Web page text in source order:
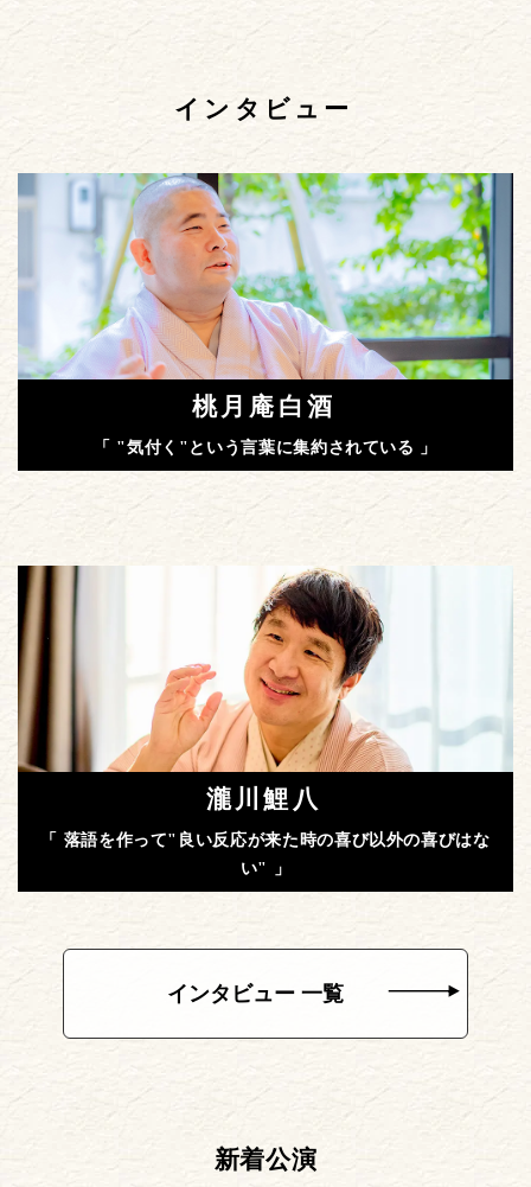
インタビュー
桃月庵白酒
「 "気付く"という言葉に集約されている 」
瀧川鯉八
「 落語を作って"良い反応が来た時の喜び以外の喜びはな
い" 」
インタビュー 一覧
新着公演